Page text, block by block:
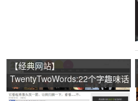
【经典网站】
TwentyTwoWords:22个字趣味话
题网